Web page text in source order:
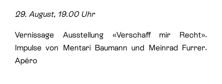
29. August, 19.00 Uhr
Vernissage Ausstellung «Verschaff mir Recht».
Impulse von Mentari Baumann und Meinrad Furrer.
Apéro